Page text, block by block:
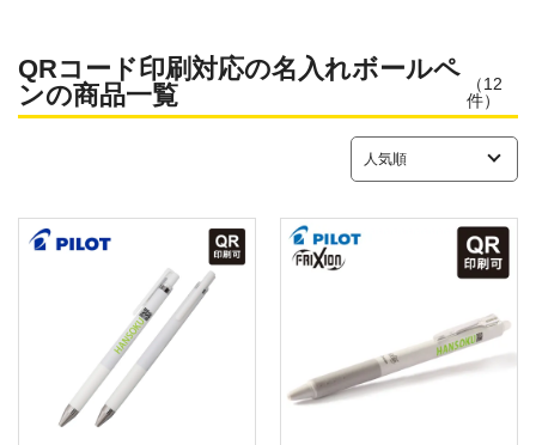
QRコード印刷対応の名入れボールペ
ンの商品一覧
（12
件）